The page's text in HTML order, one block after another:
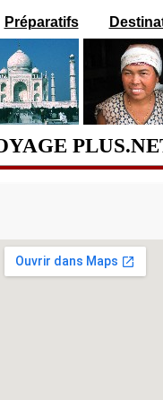
Préparatifs